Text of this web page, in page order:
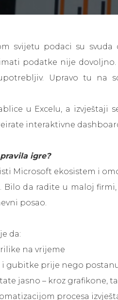
svijetu podaci su
podatke nije
Upravo tu na
u Excelu, a izvještaji
interaktivne
igre?
Microsoft ekosistem i
Bilo da radite u maloj
posao.
da:
na vrijeme
i gubitke prije nego
jasno – kroz grafikone,
procesa